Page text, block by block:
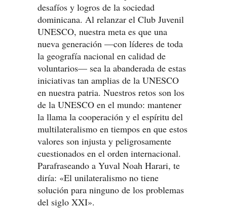
desafíos y logros de la sociedad
dominicana. Al relanzar el Club Juvenil
UNESCO, nuestra meta es que una
nueva generación —con líderes de toda
la geografía nacional en calidad de
voluntarios— sea la abanderada de estas
iniciativas tan amplias de la UNESCO
en nuestra patria. Nuestros retos son los
de la UNESCO en el mundo: mantener
la llama la cooperación y el espíritu del
multilateralismo en tiempos en que estos
valores son injusta y peligrosamente
cuestionados en el orden internacional.
Parafraseando a Yuval Noah Harari, te
diría: «El unilateralismo no tiene
solución para ninguno de los problemas
del siglo XXI».